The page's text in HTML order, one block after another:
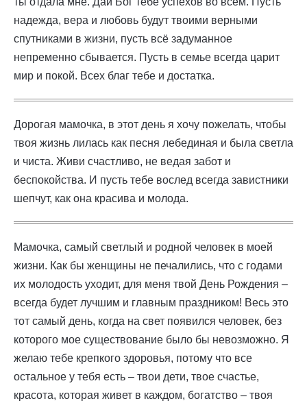
надежда, вера и любовь будут твоими верными
спутниками в жизни, пусть всё задуманное
непременно сбывается. Пусть в семье всегда царит
мир и покой. Всех благ тебе и достатка.
Дорогая мамочка, в этот день я хочу пожелать, чтобы
твоя жизнь лилась как песня лебединая и была светла
и чиста. Живи счастливо, не ведая забот и
беспокойства. И пусть тебе вослед всегда завистники
шепчут, как она красива и молода.
Мамочка, самый светлый и родной человек в моей
жизни. Как бы женщины не печалились, что с годами
их молодость уходит, для меня твой День Рождения –
всегда будет лучшим и главным праздником! Весь это
тот самый день, когда на свет появился человек, без
которого мое существование было бы невозможно. Я
желаю тебе крепкого здоровья, потому что все
остальное у тебя есть – твои дети, твое счастье,
красота, которая живет в каждом, богатство – твоя